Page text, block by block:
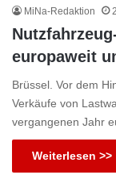
MiNa-Redaktion
europaweit
Brüssel. Vor dem
Verkäufe von
vergangenen Jahr
Weiterlesen >>